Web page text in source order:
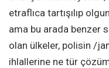
etraflıca tartışılıp
ama bu arada benzer
olan ülkeler, polisin /
ihlallerine ne tür